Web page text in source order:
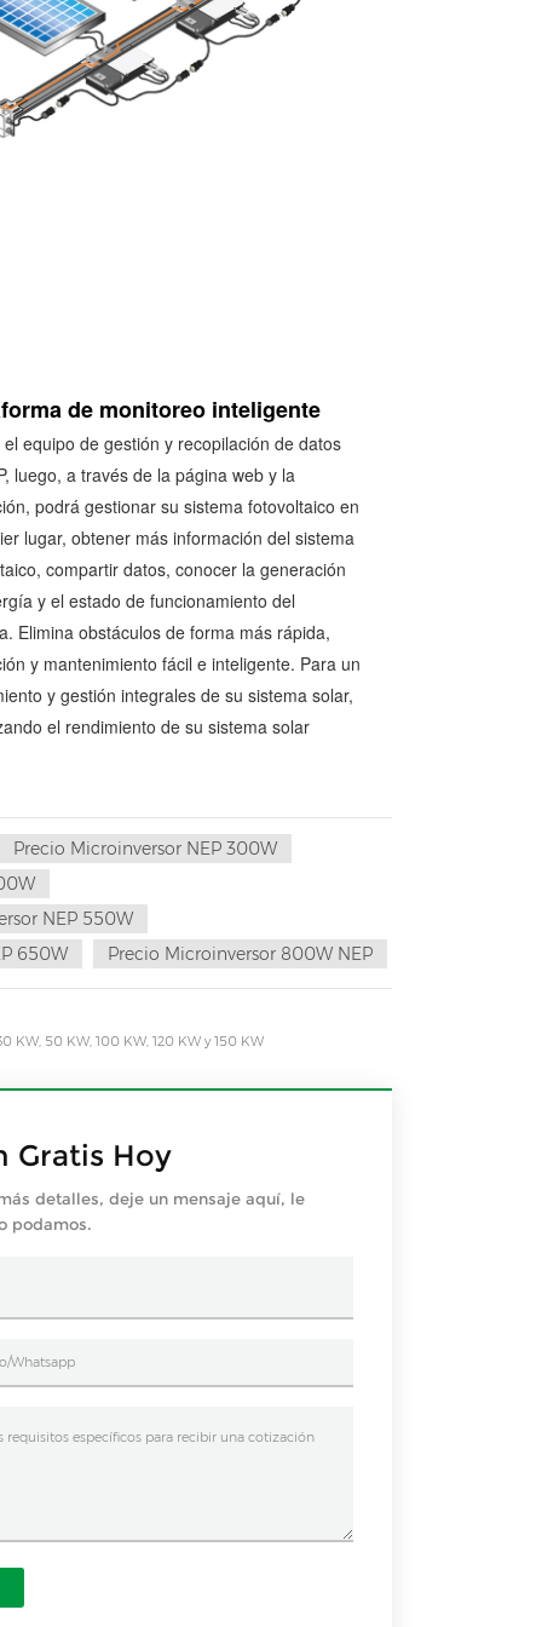
de monitoreo inteligente
equipo de gestión y recopilación de datos
luego, a través de la página web y la
podrá gestionar su sistema fotovoltaico en
lugar, obtener más información del sistema
compartir datos, conocer la generación
y el estado de funcionamiento del
Elimina obstáculos de forma más rápida,
y mantenimiento fácil e inteligente. Para un
y gestión integrales de su sistema solar,
el rendimiento de su sistema solar
Precio Microinversor NEP 300W
NEP 550W
650W
Precio Microinversor 800W NEP
KW, 50 KW, 100 KW, 120 KW y 150 KW
Gratis Hoy
detalles, deje un mensaje aquí, le
podamos.